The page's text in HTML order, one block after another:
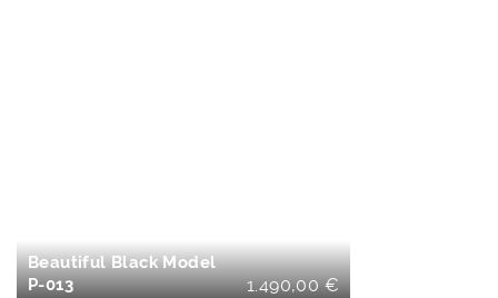
Beautiful Black Model
P-013
1.490,00€